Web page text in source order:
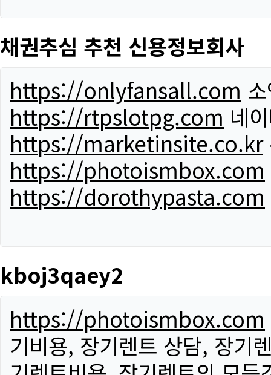
채권추심 추천 신용정보회사
https://onlyfansall.com
https://rtpslotpg.com 네
https://marketinsite.co.kr
https://photoismbox.com
https://dorothypasta.com
kboj3qaey2
https://photoismbox.com
기비용, 장기렌트 상담, 장기